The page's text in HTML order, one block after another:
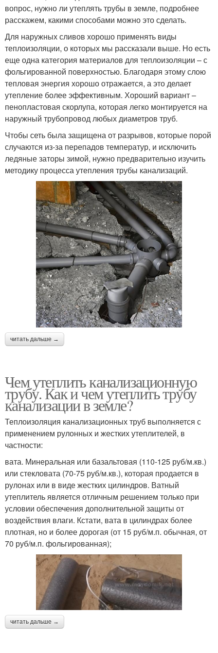
вопрос, нужно ли утеплять трубы в земле, подробнее
расскажем, какими способами можно это сделать.
Для наружных сливов хорошо применять виды
теплоизоляции, о которых мы рассказали выше. Но есть
еще одна категория материалов для теплоизоляции – с
фольгированной поверхностью. Благодаря этому слою
тепловая энергия хорошо отражается, а это делает
утепление более эффективным. Хороший вариант –
пенопластовая скорлупа, которая легко монтируется на
наружный трубопровод любых диаметров труб.
Чтобы сеть была защищена от разрывов, которые порой
случаются из-за перепадов температур, и исключить
ледяные заторы зимой, нужно предварительно изучить
методику процесса утепления трубы канализаций.
читать дальше →
Чем утеплить канализационную
трубу. Как и чем утеплить трубу
канализации в земле?
Теплоизоляция канализационных труб выполняется с
применением рулонных и жестких утеплителей, в
частности:
вата. Минеральная или базальтовая (110-125 руб/м.кв.)
или стекловата (70-75 руб/м.кв.), которая продается в
рулонах или в виде жестких цилиндров. Ватный
утеплитель является отличным решением только при
условии обеспечения дополнительной защиты от
воздействия влаги. Кстати, вата в цилиндрах более
плотная, но и более дорогая (от 15 руб/м.п. обычная, от
70 руб/м.п. фольгированная);
читать дальше →